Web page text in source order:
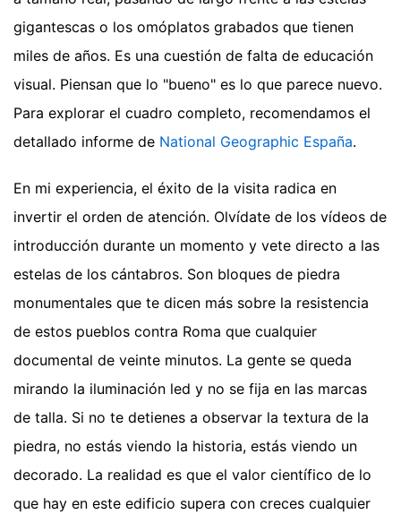
gigantescas o los omóplatos grabados que tienen
miles de años. Es una cuestión de falta de educación
visual. Piensan que lo "bueno" es lo que parece nuevo.
Para explorar el cuadro completo, recomendamos el
detallado informe de National Geographic España.
En mi experiencia, el éxito de la visita radica en
invertir el orden de atención. Olvídate de los vídeos de
introducción durante un momento y vete directo a las
estelas de los cántabros. Son bloques de piedra
monumentales que te dicen más sobre la resistencia
de estos pueblos contra Roma que cualquier
documental de veinte minutos. La gente se queda
mirando la iluminación led y no se fija en las marcas
de talla. Si no te detienes a observar la textura de la
piedra, no estás viendo la historia, estás viendo un
decorado. La realidad es que el valor científico de lo
que hay en este edificio supera con creces cualquier